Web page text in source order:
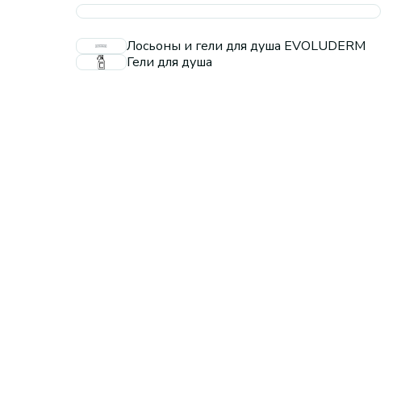
Лосьоны и гели для душа EVOLUDERM
Гели для душа